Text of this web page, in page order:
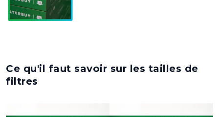
Ce qu'il faut savoir sur les tailles de
filtres